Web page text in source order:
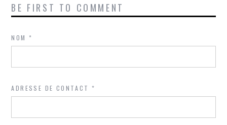
BE FIRST TO COMMENT
NOM*
ADRESSE DE CONTACT*